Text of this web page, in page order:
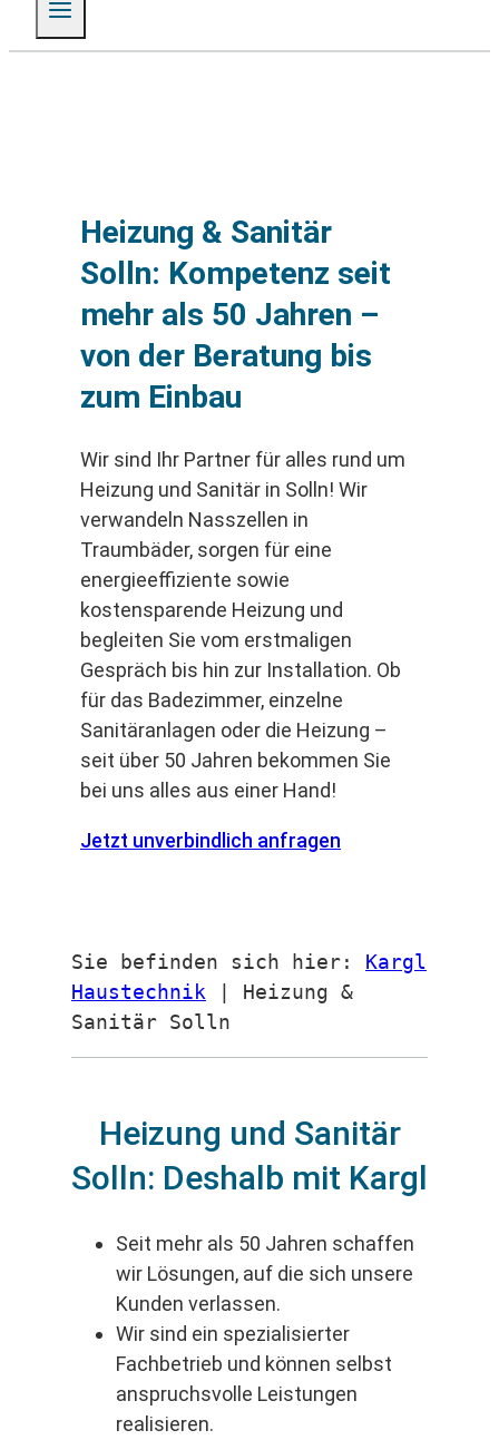
Heizung & Sanitär
Solln: Kompetenz seit
mehr als 50 Jahren –
von der Beratung bis
zum Einbau
Wir sind Ihr Partner für alles rund um
Heizung und Sanitär in Solln! Wir
verwandeln Nasszellen in
Traumbäder, sorgen für eine
energieeffiziente sowie
kostensparende Heizung und
begleiten Sie vom erstmaligen
Gespräch bis hin zur Installation. Ob
für das Badezimmer, einzelne
Sanitäranlagen oder die Heizung –
seit über 50 Jahren bekommen Sie
bei uns alles aus einer Hand!
Jetzt unverbindlich anfragen
Sie befinden sich hier:
Kargl
Haustechnik | Heizung &
Sanitär Solln
Heizung und Sanitär
Solln: Deshalb mit Kargl
Seit mehr als 50 Jahren schaffen
wir Lösungen, auf die sich unsere
Kunden verlassen.
Wir sind ein spezialisierter
Fachbetrieb und können selbst
anspruchsvolle Leistungen
realisieren.